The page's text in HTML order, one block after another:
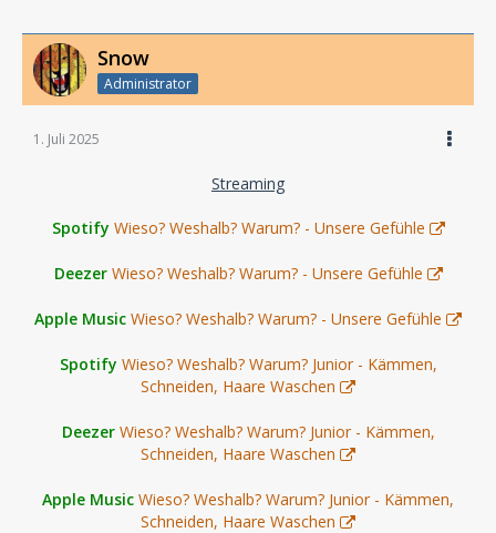
Snow
Administrator
1. Juli 2025
Streaming
Spotify Wieso? Weshalb? Warum? - Unsere Gefühle
Deezer Wieso? Weshalb? Warum? - Unsere Gefühle
Apple Music Wieso? Weshalb? Warum? - Unsere Gefühle
Spotify Wieso? Weshalb? Warum? Junior - Kämmen,
Schneiden, Haare Waschen
Deezer Wieso? Weshalb? Warum? Junior - Kämmen,
Schneiden, Haare Waschen
Apple Music Wieso? Weshalb? Warum? Junior - Kämmen,
Schneiden, Haare Waschen